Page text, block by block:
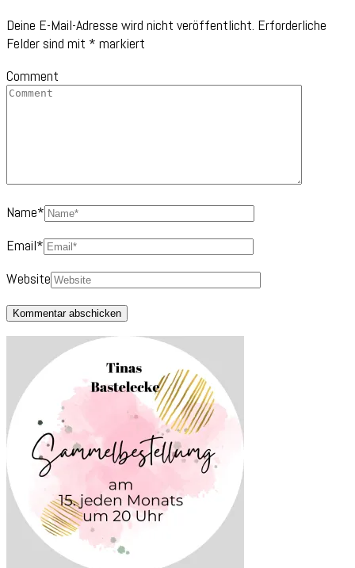
Deine E-Mail-Adresse wird nicht veröffentlicht. Erforderliche
Felder sind mit * markiert
Comment
Name*
Email*
Website